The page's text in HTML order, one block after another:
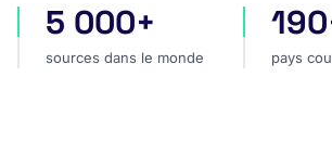
sources dans le monde
5 000+
sources dans le monde
pays
pays